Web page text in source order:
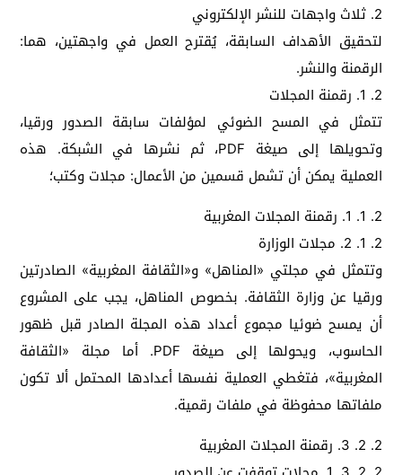
2. ثلاث واجهات للنشر الإلكتروني
لتحقيق الأهداف السابقة، يُقترح العمل في واجهتين، هما:
الرقمنة والنشر.
2. 1. رقمنة المجلات
تتمثل في المسح الضوئي لمؤلفات سابقة الصدور ورقيا،
وتحويلها إلى صيغة PDF، ثم نشرها في الشبكة. هذه
العملية يمكن أن تشمل قسمين من الأعمال: مجلات وكتب؛
2. 1. 1. رقمنة المجلات المغربية
2. 1. 2. مجلات الوزارة
وتتمثل في مجلتي «المناهل» و«الثقافة المغربية» الصادرتين
ورقيا عن وزارة الثقافة. بخصوص المناهل، يجب على المشروع
أن يمسح ضوئيا مجموع أعداد هذه المجلة الصادر قبل ظهور
الحاسوب، ويحولها إلى صيغة PDF. أما مجلة «الثقافة
المغربية»، فتغطي العملية نفسها أعدادها المحتمل ألا تكون
ملفاتها محفوظة في ملفات رقمية.
2. 2. 3. رقمنة المجلات المغربية